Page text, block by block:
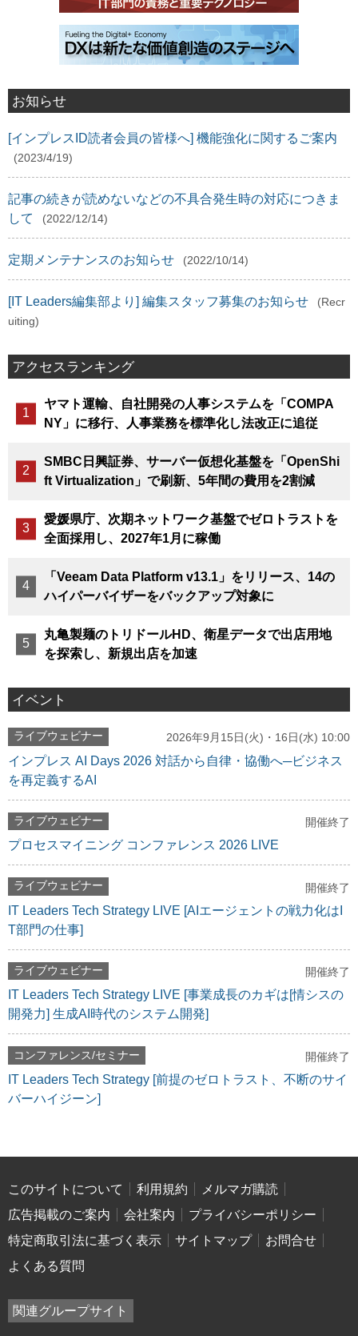
お知らせ
[インプレスID読者会員の皆様へ] 機能強化に関するご案内
(2023/4/19)
記事の続きが読めないなどの不具合発生時の対応につきま
して
(2022/12/14)
定期メンテナンスのお知らせ (2022/10/14)
[IT Leaders編集部より] 編集スタッフ募集のお知らせ
(Recr
uiting)
アクセスランキング
ヤマト運輸、自社開発の人事システムを「COMPA
NY」に移行、人事業務を標準化し法改正に追従
SMBC日興証券、サーバー仮想化基盤を「OpenShi
ft Virtualization」で刷新、5年間の費用を2割減
愛媛県庁、次期ネットワーク基盤でゼロトラストを
全面採用し、2027年1月に稼働
「Veeam Data Platform v13.1」をリリース、14の
ハイパーバイザーをバックアップ対象に
丸亀製麺のトリドールHD、衛星データで出店用地
を探索し、新規出店を加速
イベント
ライブウェビナー 2026年9月15日(火)・16日(水) 10:00
インプレス AI Days 2026 対話から自律・協働へ─ビジネス
を再定義するAI
ライブウェビナー 開催終了
プロセスマイニング コンファレンス 2026 LIVE
ライブウェビナー 開催終了
IT Leaders Tech Strategy LIVE [AIエージェントの戦力化はI
T部門の仕事]
ライブウェビナー 開催終了
IT Leaders Tech Strategy LIVE [事業成長のカギは[情シスの
開発力] 生成AI時代のシステム開発]
コンファレンス/セミナー 開催終了
IT Leaders Tech Strategy [前提のゼロトラスト、不断のサイ
バーハイジーン]
このサイトについて 利用規約
メルマガ購読
広告掲載のご案内
会社案内
プライバシーポリシー
特定商取引法に基づく表示
サイトマップ
お問合せ
よくある質問
関連グループサイト